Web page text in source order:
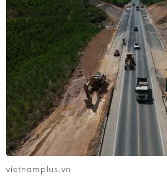
Mỹ điều chỉnh hạ tăng
trong quý 3 năm 2018
22/12/2018 05:10
Nền kinh tế Mỹ trong quý 3 năm
thấp hơn so với ước tính trước đó,
nền kinh tế cũng có dấu hiệu yếu đi
vietnamplus.vn